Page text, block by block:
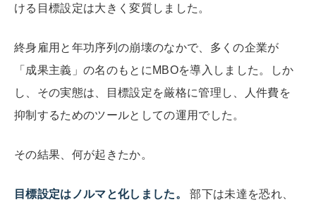
ける目標設定は大きく変質しました。
終身雇用と年功序列の崩壊のなかで、多くの企業が
「成果主義」の名のもとにMBOを導入しました。しか
し、その実態は、目標設定を厳格に管理し、人件費を
抑制するためのツールとしての運用でした。
その結果、何が起きたか。
目標設定はノルマと化しました。
部下は未達を恐れ、